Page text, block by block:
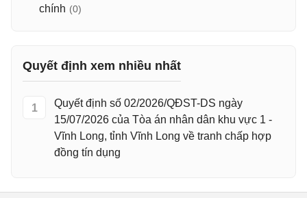
chính (0)
Quyết định xem nhiều nhất
1
Quyết định số 02/2026/QĐST-DS ngày
15/07/2026 của Tòa án nhân dân khu vực 1 -
Vĩnh Long, tỉnh Vĩnh Long về tranh chấp hợp
đồng tín dụng